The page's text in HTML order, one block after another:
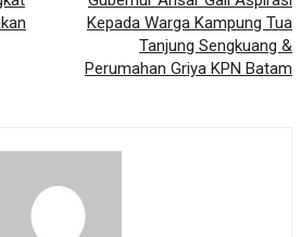
Kepada Warga Kampung Tua
Tanjung Sengkuang &
Perumahan Griya KPN Batam